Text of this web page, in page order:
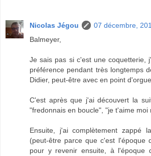
Nicolas Jégou
07 décembre,
Balmeyer,
Je sais pas si c'est une coquetterie,
préférence pendant très longtemps
Didier, peut-être avec en point
C'est après que j'ai découvert la
"fredonnais en boucle", "je t'aime moi
Ensuite, j'ai complètement zappé
(peut-être parce que c'est l'époque
pour y revenir ensuite, à l'époque